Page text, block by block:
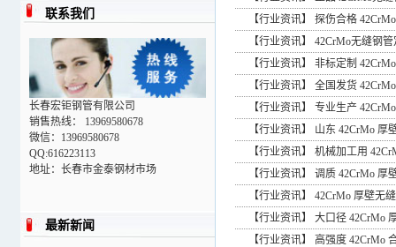
【行业资讯】 探伤合格
【行业资讯】 42CrMo无缝钢
【行业资讯】 非标定制
【行业资讯】 全国发货
【行业资讯】 专业生产
【行业资讯】
山东 42CrMo 厚
【行业资讯】 机械加工用
【行业资讯】 调质 42CrMo 厚
【行业资讯】 42CrMo 厚壁无
【行业资讯】 大口径 42CrMo
【行业资讯】
高强度 42CrMo
联系我们
长春宏钜钢管有限公司
销售热线： 13969580678
微信：13969580678
QQ:616223113
地址：长春市金泰钢材市场
最新新闻